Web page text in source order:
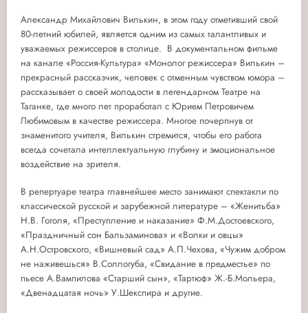
Александр Михайлович Вилькин, в этом году отметивший свой
80-летний юбилей, является одним из самых талантливых и
уважаемых режиссеров в столице. В документальном фильме
на канале «Россия-Культура» «Монолог режиссера» Вилькин –
прекрасный рассказчик, человек с отменным чувством юмора –
рассказывает о своей молодости в легендарном Театре на
Таганке, где много лет проработал с Юрием Петровичем
Любимовым в качестве режиссера. Многое почерпнув от
знаменитого учителя, Вилькин стремится, чтобы его работа
всегда сочетала интеллектуальную глубину и эмоциональное
воздействие на зрителя.
В репертуаре театра главнейшее место занимают спектакли по
классической русской и зарубежной литературе – «Женитьба»
Н.В. Гоголя, «Преступление и наказание» Ф.М.Достоевского,
«Праздничный сон Бальзаминова» и «Волки и овцы»
А.Н.Островского, «Вишневый сад» А.П.Чехова, «Чужим добром
не наживешься» В.Соллогуба, «Свидание в предместье» по
пьесе А.Вампилова «Старший сын», «Тартюф» Ж.-Б.Мольера,
«Двенадцатая ночь» У.Шекспира и другие.